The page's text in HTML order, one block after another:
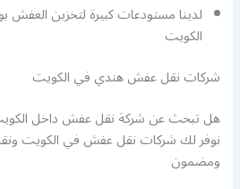
لدينا مستودعات كبيرة لتخزين
الكويت
شركات نقل عفش هندي في الكويت
هل تبحث عن شركة نقل عفش داخل
نوفر لك شركات نقل عفش في الكويت
ومضمون